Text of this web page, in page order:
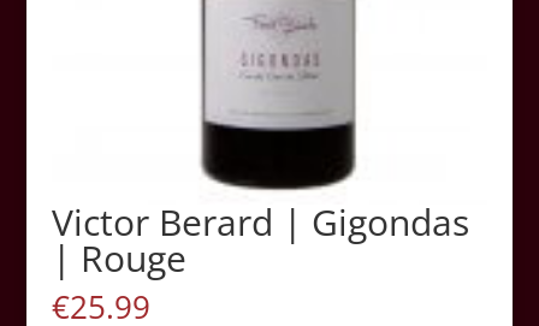
Victor Berard | Gigondas
| Rouge
€25.99